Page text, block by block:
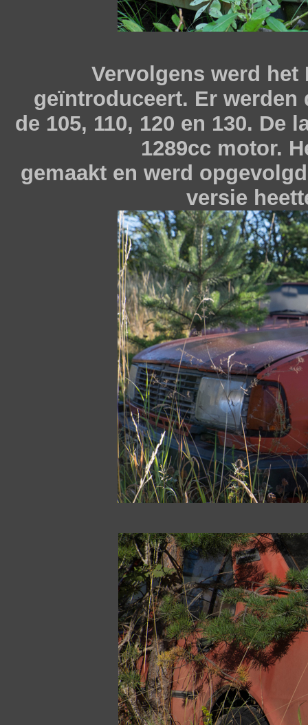
Vervolgens werd het
geïntroduceert. Er
de 105, 110, 120 en 130. De
1289cc motor.
gemaakt en werd
versie